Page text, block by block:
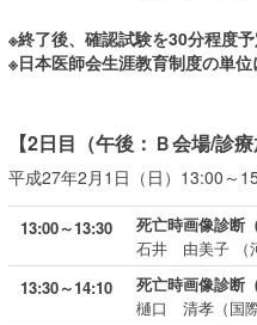
※終了後、確認試験を30分程度
※日本医師会生涯教育制度の単
【2日目（午後：Ｂ会場/診
平成27年2月1日（日）13:00～
13:00～13:30
死亡時画像診断
石井 由美子 （
13:30～14:10
死亡時画像診断
樋口 清孝（国